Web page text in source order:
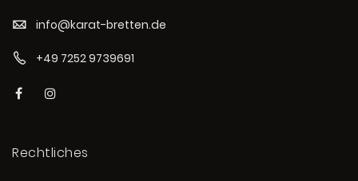
info@karat-bretten.de
+49 7252 9739691
Rechtliches